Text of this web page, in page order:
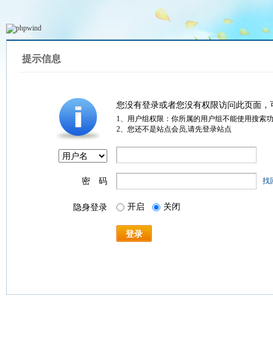
提示信息
您没有登录或者您没有权限访问此页面
1、用户组权限：你所属的用户组不能使用搜索
2、您还不是站点会员,请先登录站点
密 码 找
隐身登录 开启 关闭
登录